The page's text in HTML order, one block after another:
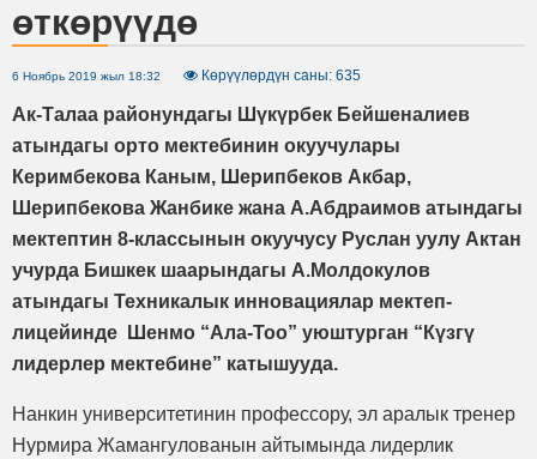
өткөрүүдө
6 Ноябрь 2019 жыл 18:32 Көрүүлөрдүн саны: 635
Ак-Талаа районундагы Шүкүрбек Бейшеналиев
атындагы орто мектебинин окуучулары
Керимбекова Каным, Шерипбеков Акбар,
Шерипбекова Жанбике жана А.Абдраимов атындагы
мектептин 8-классынын окуучусу Руслан уулу Актан
учурда Бишкек шаарындагы А.Молдокулов
атындагы Техникалык инновациялар мектеп-
лицейинде Шенмо “Ала-Тоо” уюштурган “Күзгү
лидерлер мектебине” катышууда.
Нанкин университетинин профессору, эл аралык тренер
Нурмира Жамангулованын айтымында лидерлик